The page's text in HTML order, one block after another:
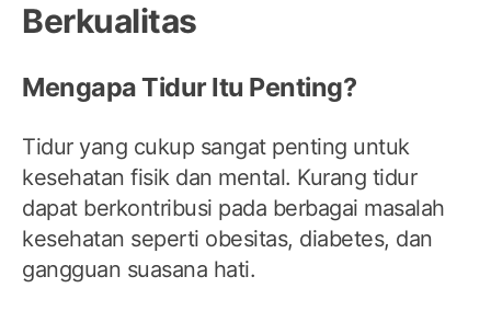
Berkualitas
Mengapa Tidur Itu Penting?
Tidur yang cukup sangat penting untuk
kesehatan fisik dan mental. Kurang tidur
dapat berkontribusi pada berbagai masalah
kesehatan seperti obesitas, diabetes, dan
gangguan suasana hati.